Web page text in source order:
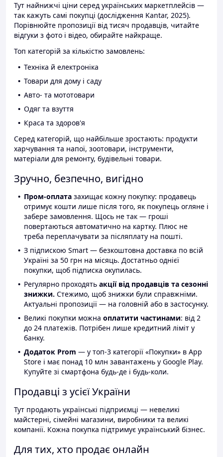
Тут найнижчі ціни серед українських маркетплейсів —
так кажуть самі покупці (дослідження Kantar, 2025).
Порівнюйте пропозиції від тисяч продавців, читайте
відгуки з фото і відео, обирайте найкраще.
Топ категорій за кількістю замовлень:
Техніка й електроніка
Товари для дому і саду
Авто- та мототовари
Одяг та взуття
Краса та здоров'я
Серед категорій, що найбільше зростають: продукти
харчування та напої, зоотовари, інструменти,
матеріали для ремонту, будівельні товари.
Зручно, безпечно, вигідно
Пром-оплата захищає кожну покупку: продавець
отримує кошти лише після того, як покупець огляне і
забере замовлення. Щось не так — гроші
повертаються автоматично на картку. Плюс не
треба переплачувати за післяплату на пошті.
З підпискою Smart — безкоштовна доставка по всій
Україні за 50 грн на місяць. Достатньо однієї
покупки, щоб підписка окупилась.
Регулярно проходять акції від продавців та сезонні
знижки. Стежимо, щоб знижки були справжніми.
Актуальні пропозиції — на головній або в застосунку.
Великі покупки можна оплатити частинами: від 2
до 24 платежів. Потрібен лише кредитний ліміт у
банку.
Додаток Prom — у топ-3 категорії «Покупки» в App
Store і має понад 10 млн завантажень у Google Play.
Купуйте зі смартфона будь-де і будь-коли.
Продавці з усієї України
Тут продають українські підприємці — невеликі
майстерні, сімейні магазини, виробники та великі
компанії. Кожна покупка підтримує український бізнес.
Для тих, хто продає онлайн